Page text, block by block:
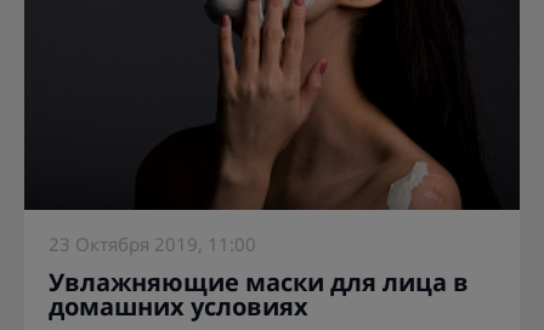
23 Октября 2019, 11:00
Увлажняющие маски для лица в
домашних условиях